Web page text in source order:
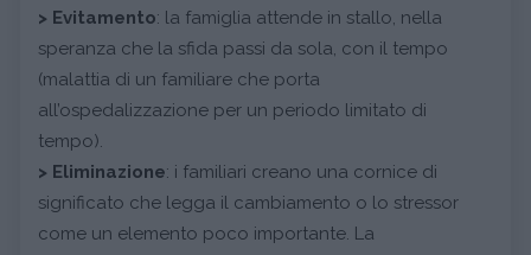
> Evitamento: la famiglia attende in stallo, nella
speranza che la sfida passi da sola, con il tempo
(malattia di un familiare che porta
all’ospedalizzazione per un periodo limitato di
tempo).
> Eliminazione: i familiari creano una cornice di
significato che legga il cambiamento o lo stressor
come un elemento poco importante. La